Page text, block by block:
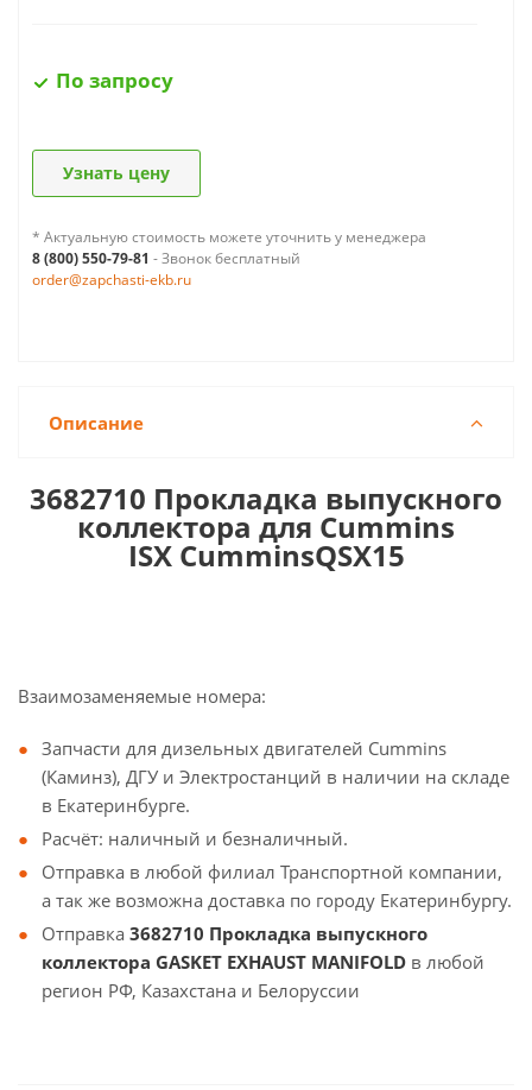
По запросу
Узнать цену
* Актуальную стоимость можете уточнить у менеджера
8 (800) 550-79-81 - Звонок бесплатный
order@zapchasti-ekb.ru
Описание
3682710 Прокладка выпускного
коллектора для Cummins
ISX CumminsQSX15
Взаимозаменяемые номера:
Запчасти для дизельных двигателей Cummins
(Каминз), ДГУ и Электростанций в наличии на складе
в Екатеринбурге.
Расчёт: наличный и безналичный.
Отправка в любой филиал Транспортной компании,
а так же возможна доставка по городу Екатеринбургу.
Отправка 3682710 Прокладка выпускного
коллектора GASKET EXHAUST MANIFOLD в любой
регион РФ, Казахстана и Белоруссии